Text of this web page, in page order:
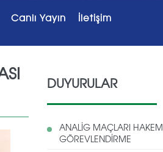
Canlı Yayın İletişim
DUYURULAR
ANALİG MAÇLARI HAKEM
GÖREVLENDİRME